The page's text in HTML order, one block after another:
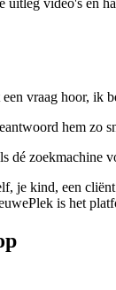
uitleg video's en
vraag hoor, ik
hem zo
dé zoekmachine
je kind, een
is het